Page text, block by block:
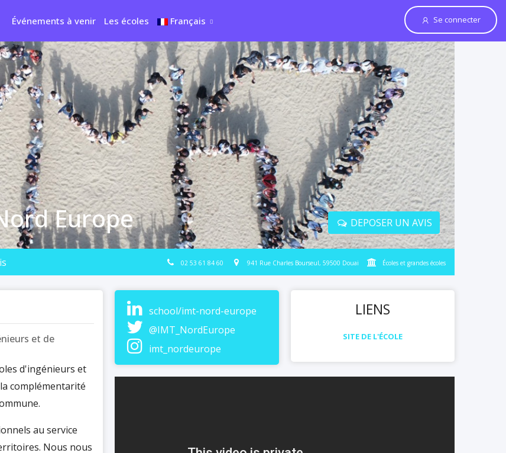
Événements à venir Les écoles Français Se connecter
DEPOSER UN AVIS
Europe
02 53 61 84 60 941 Rue Charles Bourseul, 59500 Douai Écoles et grandes écoles
et de
d'ingénieurs et
complémentarité
au service
Nous nous
school/imt-nord-europe
@IMT_NordEurope
imt_nordeurope
LIENS
SITE DE L'ÉCOLE